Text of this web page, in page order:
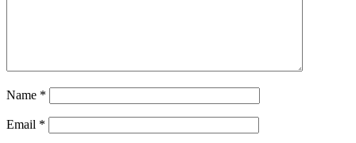
Name *
Email *